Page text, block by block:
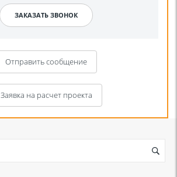
Отправить сообщение
Заявка на расчет проекта